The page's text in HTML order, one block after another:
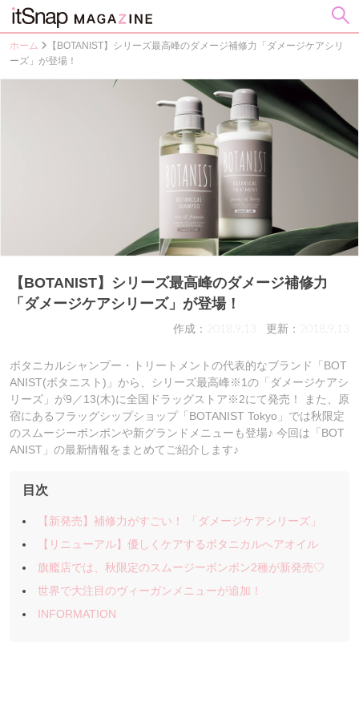
ホーム
【BOTANIST】シリーズ最高峰のダメージ補修力「ダメージケアシリ
ーズ」が登場！
【BOTANIST】シリーズ最高峰のダメージ補修力
「ダメージケアシリーズ」が登場！
作成：2018.9.13 更新：2018.9.13
ボタニカルシャンプー・トリートメントの代表的なブランド「BOT
ANIST(ボタニスト)」から、シリーズ最高峰※1の「ダメージケアシ
リーズ」が9／13(木)に全国ドラッグストア※2にて発売！ また、原
宿にあるフラッグシップショップ「BOTANIST Tokyo」では秋限定
のスムージーボンボンや新グランドメニューも登場♪ 今回は「BOT
ANIST」の最新情報をまとめてご紹介します♪
目次
【新発売】補修力がすごい！ 「ダメージケアシリーズ」
【リニューアル】優しくケアするボタニカルへアオイル
旗艦店では、秋限定のスムージーボンボン2種が新発売♡
世界で大注目のヴィーガンメニューが追加！
INFORMATION